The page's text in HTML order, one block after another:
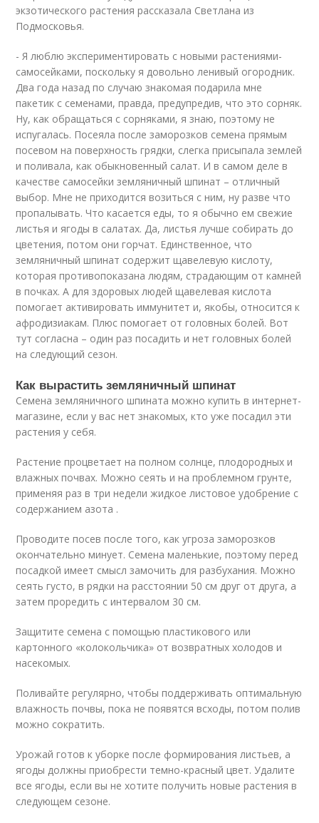
экзотического растения рассказала Светлана из
Подмосковья.
- Я люблю экспериментировать с новыми растениями-
самосейками, поскольку я довольно ленивый огородник.
Два года назад по случаю знакомая подарила мне
пакетик с семенами, правда, предупредив, что это сорняк.
Ну, как обращаться с сорняками, я знаю, поэтому не
испугалась. Посеяла после заморозков семена прямым
посевом на поверхность грядки, слегка присыпала землей
и поливала, как обыкновенный салат. И в самом деле в
качестве самосейки земляничный шпинат – отличный
выбор. Мне не приходится возиться с ним, ну разве что
пропалывать. Что касается еды, то я обычно ем свежие
листья и ягоды в салатах. Да, листья лучше собирать до
цветения, потом они горчат. Единственное, что
земляничный шпинат содержит щавелевую кислоту,
которая противопоказана людям, страдающим от камней
в почках. А для здоровых людей щавелевая кислота
помогает активировать иммунитет и, якобы, относится к
афродизиакам. Плюс помогает от головных болей. Вот
тут согласна – один раз посадить и нет головных болей
на следующий сезон.
Как вырастить земляничный шпинат
Семена земляничного шпината можно купить в интернет-
магазине, если у вас нет знакомых, кто уже посадил эти
растения у себя.
Растение процветает на полном солнце, плодородных и
влажных почвах. Можно сеять и на проблемном грунте,
применяя раз в три недели жидкое листовое удобрение с
содержанием азота .
Проводите посев после того, как угроза заморозков
окончательно минует. Семена маленькие, поэтому перед
посадкой имеет смысл замочить для разбухания. Можно
сеять густо, в рядки на расстоянии 50 см друг от друга, а
затем проредить с интервалом 30 см.
Защитите семена с помощью пластикового или
картонного «колокольчика» от возвратных холодов и
насекомых.
Поливайте регулярно, чтобы поддерживать оптимальную
влажность почвы, пока не появятся всходы, потом полив
можно сократить.
Урожай готов к уборке после формирования листьев, а
ягоды должны приобрести темно-красный цвет. Удалите
все ягоды, если вы не хотите получить новые растения в
следующем сезоне.